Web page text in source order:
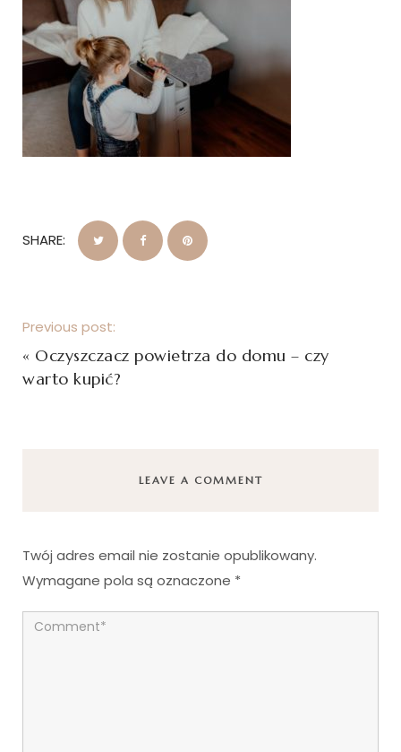
SHARE:
Previous post:
« Oczyszczacz powietrza do domu – czy
warto kupić?
LEAVE A COMMENT
Twój adres email nie zostanie opublikowany.
Wymagane pola są oznaczone *